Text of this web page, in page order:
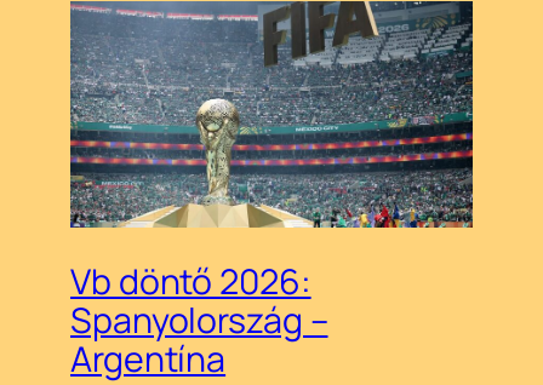
Vb döntő 2026:
Spanyolország –
Argentína